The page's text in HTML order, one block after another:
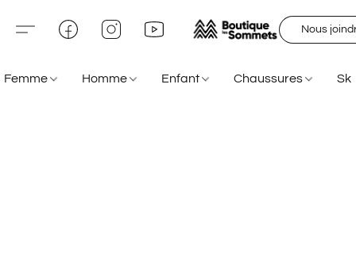
Nous
Femme Homme Enfant Chaussures